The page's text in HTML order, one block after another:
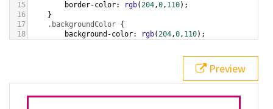
15
border-color: rgb(204,0, 110);
16
}
17
.backgroundColor {
18
background-color: rgb(204,0, 110);
bottom ,
white, rgb(204,0,110));
Preview